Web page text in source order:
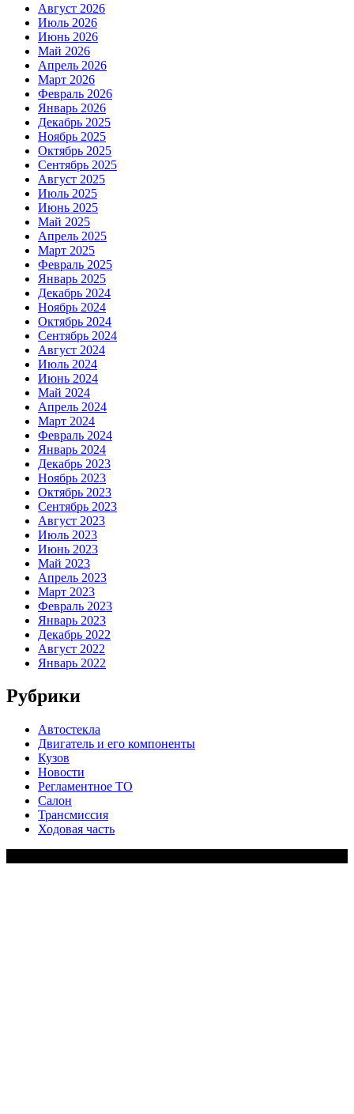
Август 2026
Июль 2026
Июнь 2026
Май 2026
Апрель 2026
Март 2026
Февраль 2026
Январь 2026
Декабрь 2025
Ноябрь 2025
Октябрь 2025
Сентябрь 2025
Август 2025
Июль 2025
Июнь 2025
Май 2025
Апрель 2025
Март 2025
Февраль 2025
Январь 2025
Декабрь 2024
Ноябрь 2024
Октябрь 2024
Сентябрь 2024
Август 2024
Июль 2024
Июнь 2024
Май 2024
Апрель 2024
Март 2024
Февраль 2024
Январь 2024
Декабрь 2023
Ноябрь 2023
Октябрь 2023
Сентябрь 2023
Август 2023
Июль 2023
Июнь 2023
Май 2023
Апрель 2023
Март 2023
Февраль 2023
Январь 2023
Декабрь 2022
Август 2022
Январь 2022
Рубрики
Автостекла
Двигатель и его компоненты
Кузов
Новости
Регламентное ТО
Салон
Трансмиссия
Ходовая часть